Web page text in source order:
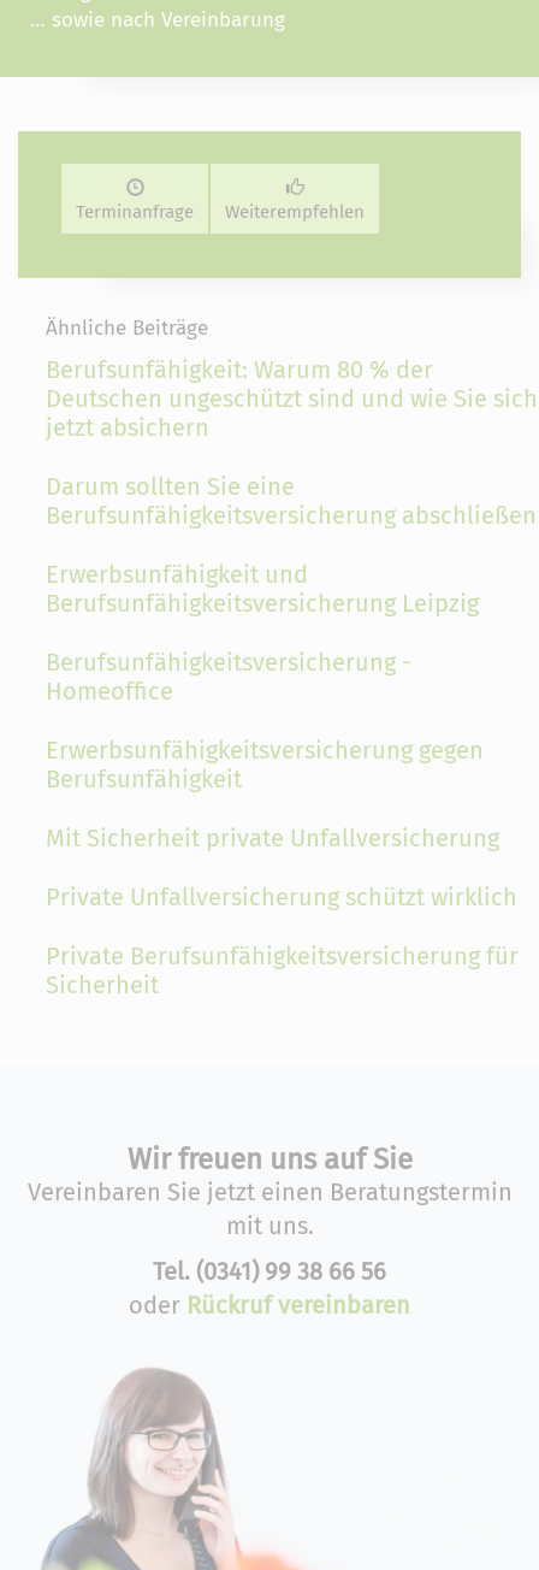
… sowie nach Vereinbarung
Terminanfrage Weiterempfehlen
Ähnliche Beiträge
Berufsunfähigkeit: Warum 80 % der
Deutschen ungeschützt sind und wie Sie sich
jetzt absichern
Darum sollten Sie eine
Berufsunfähigkeitsversicherung abschließen
Erwerbsunfähigkeit und
Berufsunfähigkeitsversicherung Leipzig
Berufsunfähigkeitsversicherung -
Homeoffice
Erwerbsunfähigkeitsversicherung gegen
Berufsunfähigkeit
Mit Sicherheit private Unfallversicherung
Private Unfallversicherung schützt wirklich
Private Berufsunfähigkeitsversicherung für
Sicherheit
Wir freuen uns auf Sie
Vereinbaren Sie jetzt einen Beratungstermin
mit uns.
Tel. (0341) 99 38 66 56
oder Rückruf vereinbaren